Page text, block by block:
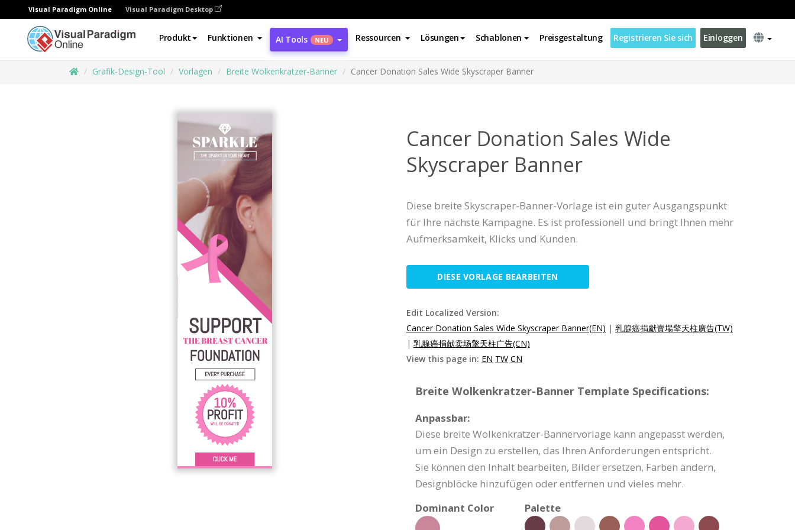
Visual Paradigm Online Visual Paradigm Desktop
Produkt Funktionen AI Tools NEU Ressourcen Lösungen Schablonen Preisgestaltung Registrieren Sie sich Einloggen
Grafik-Design-Tool Vorlagen Breite Wolkenkratzer-Banner Cancer Donation Sales Wide Skyscraper Banner
Cancer Donation Sales Wide
Skyscraper Banner
Diese breite Skyscraper-Banner-Vorlage ist ein guter Ausgangspunkt
für Ihre nächste Kampagne. Es ist professionell und bringt Ihnen mehr
Aufmerksamkeit, Klicks und Kunden.
DIESE VORLAGE BEARBEITEN
Edit Localized Version:
Cancer Donation Sales Wide Skyscraper Banner(EN) | 乳腺癌捐獻賣場擎天柱廣告(TW)
| 乳腺癌捐献卖场擎天柱广告(CN)
View this page in: EN TW CN
Breite Wolkenkratzer-Banner Template Specifications:
Anpassbar:
Diese breite Wolkenkratzer-Bannervorlage kann angepasst werden,
um ein Design zu erstellen, das Ihren Anforderungen entspricht.
Sie können den Inhalt bearbeiten, Bilder ersetzen, Farben ändern,
Designblöcke hinzufügen oder entfernen und vieles mehr.
Dominant Color
Palette